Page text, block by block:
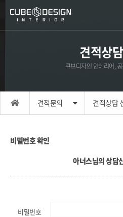
견적상
큐브디자인 인테리어,
견적문의 견적상담
비밀번호 확인
아너스님의 상담
비밀번호